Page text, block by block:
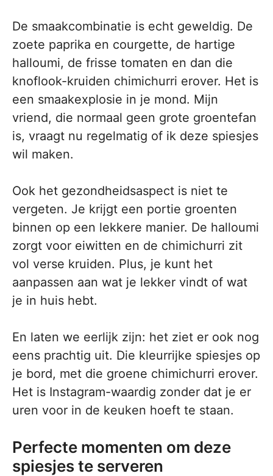
De smaakcombinatie is echt geweldig. De
zoete paprika en courgette, de hartige
halloumi, de frisse tomaten en dan die
knoflook-kruiden chimichurri erover. Het is
een smaakexplosie in je mond. Mijn
vriend, die normaal geen grote groentefan
is, vraagt nu regelmatig of ik deze spiesjes
wil maken.
Ook het gezondheidsaspect is niet te
vergeten. Je krijgt een portie groenten
binnen op een lekkere manier. De halloumi
zorgt voor eiwitten en de chimichurri zit
vol verse kruiden. Plus, je kunt het
aanpassen aan wat je lekker vindt of wat
je in huis hebt.
En laten we eerlijk zijn: het ziet er ook nog
eens prachtig uit. Die kleurrijke spiesjes op
je bord, met die groene chimichurri erover.
Het is Instagram-waardig zonder dat je er
uren voor in de keuken hoeft te staan.
Perfecte momenten om deze
spiesjes te serveren